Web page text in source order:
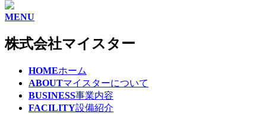
MENU
株式会社マイスター
HOMEホーム
ABOUTマイスターについて
BUSINESS事業内容
FACILITY設備紹介